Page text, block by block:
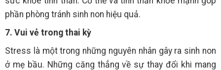
phần phòng tránh sinh non hiệu quả.
7. Vui vẻ trong thai kỳ
Stress là một trong những nguyên nhân gây ra sinh non
ở mẹ bầu. Những căng thẳng về sự thay đổi khi mang